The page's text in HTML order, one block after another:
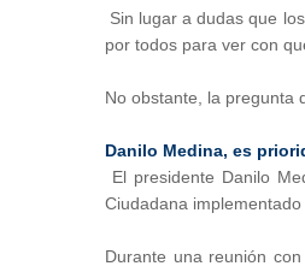
Sin lugar a dudas que
por todos para ver con
No obstante, la pregunta
Danilo Medina, es
El presidente Danilo
Ciudadana
Durante una reunión